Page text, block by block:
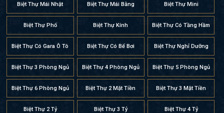
Biệt Thự Mái Nhật Biệt Thự Mái Bằng Biệt Thự Mini
Biệt Thự Phố Biệt Thự Kính Biệt Thự Có Tầng Hầm
Biệt Thự Có Gara Ô Tô Biệt Thự Có Bể Bơi Biệt Thự Nghỉ Dưỡng
Biệt Thự 3 Phòng Ngủ Biệt Thự 4 Phòng Ngủ Biệt Thự 5 Phòng Ngủ
Biệt Thự 6 Phòng Ngủ Biệt Thự 2 Mặt Tiền Biệt Thự 3 Mặt Tiền
Biệt Thự 2 Tỷ Biệt Thự 3 Tỷ Biệt Thự 4 Tỷ